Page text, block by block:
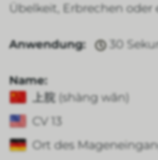
Übelkeit, Erbrechen oder
Anwendung: 30
Name:
上脘 (shàng wăn)
CV 13
Ort des